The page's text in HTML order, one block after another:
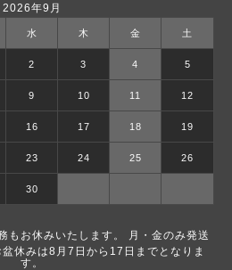
2026年9月
水 木 金 土
2 3 4 5
9 10 11 12
16 17 18 19
23 24 25 26
30
もお休みいたします。 月・金のみ発送
休みは8月7日から17日までとなりま
す。